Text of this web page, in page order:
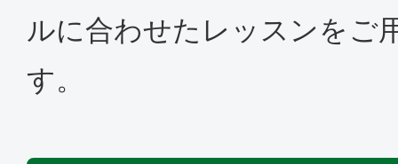
ルに合わせたレッスンをご
す。